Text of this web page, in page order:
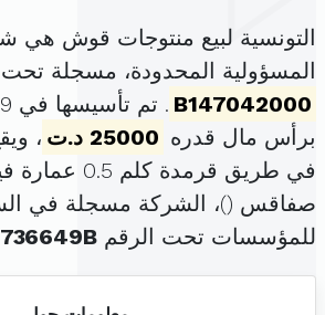
التونسية لبيع منتوجات قوش هي
المسؤولية المحدودة، مسجلة تحت
B147042000
برأس مال قدره 25000 د.ت
،
صفاقس ()، الشركة مسجلة في
للمؤسسات تحت الرقم